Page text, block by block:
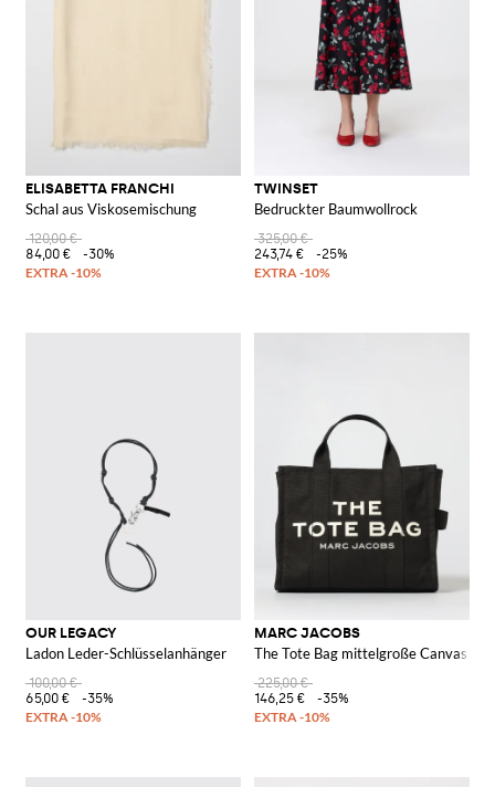
ELISABETTA FRANCHI
Schal aus Viskosemischung
120,00 €
84,00 €
-30%
TWINSET
Bedruckter Baumwollrock
325,00 €
243,74 €
-25%
OUR LEGACY
Ladon Leder-Schlüsselanhänger
100,00 €
65,00 €
-35%
MARC JACOBS
The Tote Bag mittelgroße Canvas-
225,00 €
146,25 €
-35%